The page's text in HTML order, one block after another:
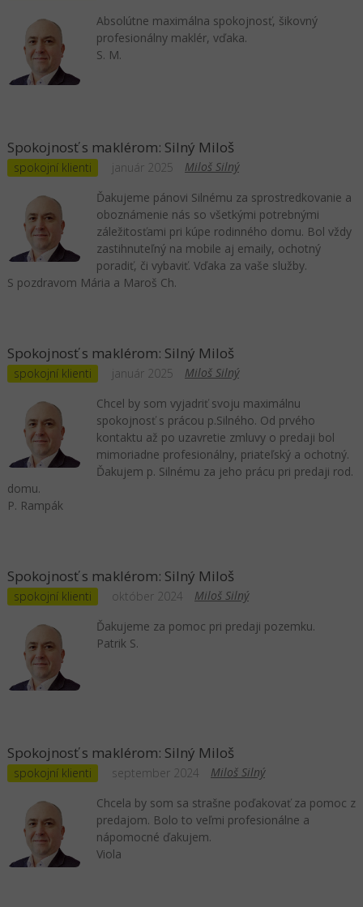
Absolútne maximálna spokojnosť, šikovný
profesionálny maklér, vďaka.
S. M.
Spokojnosť s maklérom: Silný Miloš
spokojní klienti Miloš Silný
január 2025
Ďakujeme pánovi Silnému za sprostredkovanie a
oboznámenie nás so všetkými potrebnými
záležitosťami pri kúpe rodinného domu. Bol vždy
zastihnuteľný na mobile aj emaily, ochotný
poradiť, či vybaviť. Vďaka za vaše služby.
S pozdravom Mária a Maroš Ch.
Spokojnosť s maklérom: Silný Miloš
spokojní klienti Miloš Silný
január 2025
Chcel by som vyjadriť svoju maximálnu
spokojnosť s prácou p.Silného. Od prvého
kontaktu až po uzavretie zmluvy o predaji bol
mimoriadne profesionálny, priateľský a ochotný.
Ďakujem p. Silnému za jeho prácu pri predaji rod.
domu.
P. Rampák
Spokojnosť s maklérom: Silný Miloš
spokojní klienti Miloš Silný
október 2024
Ďakujeme za pomoc pri predaji pozemku.
Patrik S.
Spokojnosť s maklérom: Silný Miloš
spokojní klienti Miloš Silný
september 2024
Chcela by som sa strašne poďakovať za pomoc z
predajom. Bolo to veľmi profesionálne a
nápomocné ďakujem.
Viola